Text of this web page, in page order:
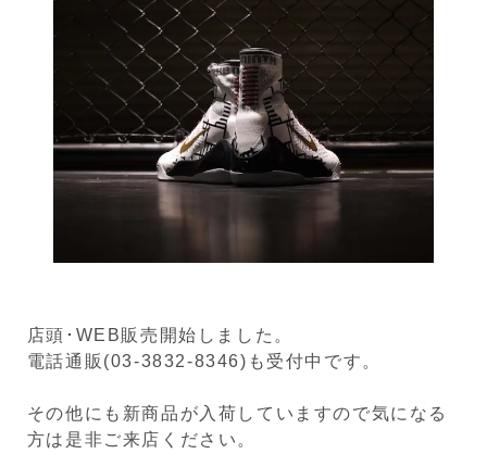
店頭･WEB販売開始しました。
電話通販(03-3832-8346)も受付中です。
その他にも新商品が入荷していますので気になる
方は是非ご来店ください。